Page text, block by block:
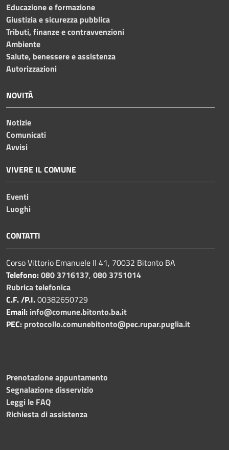
Educazione e formazione
Giustizia e sicurezza pubblica
Tributi, finanze e contravvenzioni
Ambiente
Salute, benessere e assistenza
Autorizzazioni
NOVITÀ
Notizie
Comunicati
Avvisi
VIVERE IL COMUNE
Eventi
Luoghi
CONTATTI
Corso Vittorio Emanuele II 41, 70032 Bitonto BA
Telefono:080 3716137, 080 3751014
Rubrica telefonica
C.F. /P.I.00382650729
Email: info@comune.bitonto.ba.it
PEC: protocollo.comunebitonto@pec.rupar.puglia.it
Prenotazione appuntamento
Segnalazione disservizio
Leggi le FAQ
Richiesta di assistenza